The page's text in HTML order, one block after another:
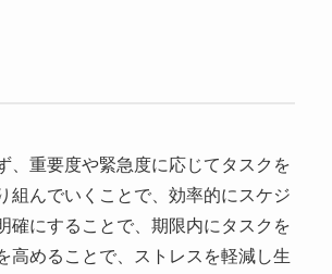
、重要度や緊急度に応じてタスクを
組んでいくことで、効率的にスケジ
確にすることで、期限内にタスクを
高めることで、ストレスを軽減し生